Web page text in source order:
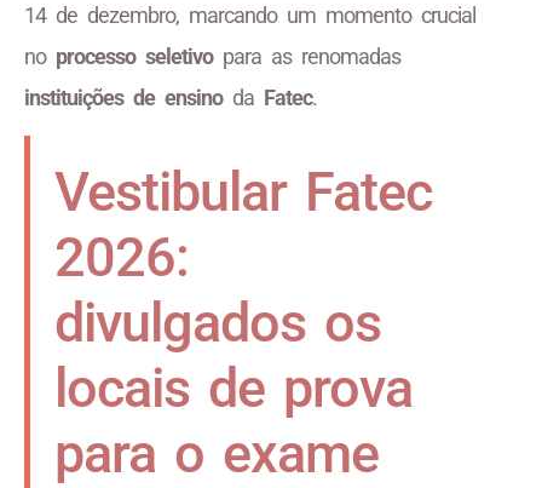
14 de dezembro, marcando um momento crucial
no processo seletivopara as renomadas
instituições de ensinoda Fatec.
Vestibular Fatec
2026:
divulgados os
locais de prova
para o exame